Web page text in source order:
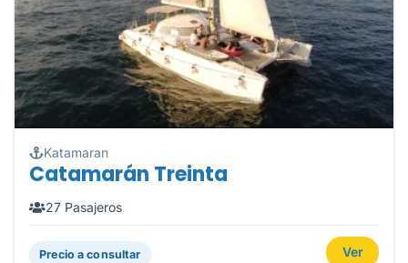
Katamaran
Catamarán Treinta
27 Pasajeros
Precio a consultar Ver